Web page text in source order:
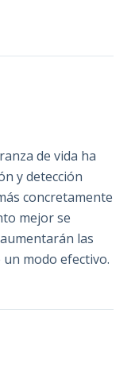
de vida ha
y detección
concretamente
mejor se
las
modo efectivo.